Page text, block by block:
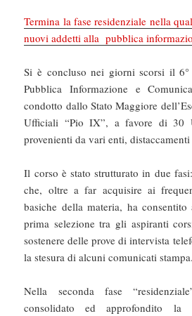
Termina la fase residenziale nella
nuovi addetti alla pubblica
Si è concluso nei giorni scorsi il
Pubblica Informazione e
condotto dallo Stato Maggiore
Ufficiali “Pio IX”, a favore di 30
provenienti da vari enti,
Il corso è stato strutturato in due
che, oltre a far acquisire ai
basiche della materia, ha
prima selezione tra gli aspiranti
sostenere delle prove di intervista
la stesura di alcuni comunicati stampa.
Nella seconda fase
consolidato ed approfondito la